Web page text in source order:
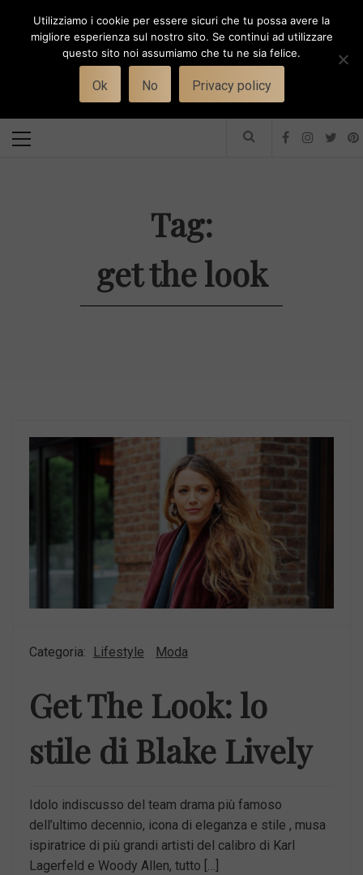
Toggle
WORK-WIFE
Il magazine per le donne che lavorano
Menu
Tag:
get the look
Categoria: Lifestyle Moda
Get The Look: lo
stile di Blake Lively
Idolo indiscusso del team drama più famoso
dell’ultimo decennio, icona di eleganza e stile , musa
ispiratrice di più grandi artisti del calibro di Karl
Lagerfeld e Woody Allen, tutto […]
Utilizziamo i cookie per essere sicuri che tu possa avere la
migliore esperienza sul nostro sito. Se continui ad utilizzare
questo sito noi assumiamo che tu ne sia felice.
Ok No Privacy policy